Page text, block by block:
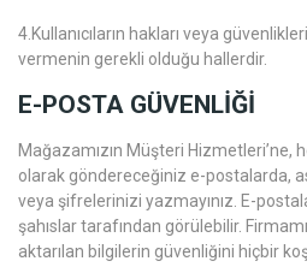
4.Kullanıcıların hakları veya
vermenin gerekli olduğu hallerdir.
E-POSTA GÜVENLİĞİ
Mağazamızın Müşteri Hizmetleri’ne,
olarak göndereceğiniz e-postalarda,
veya şifrelerinizi yazmayınız. E-
şahıslar tarafından görülebilir.
aktarılan bilgilerin güvenliğini hiçbir